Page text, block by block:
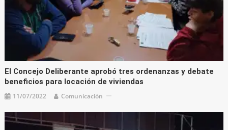
El Concejo Deliberante aprobó tres ordenanzas y debate
beneficios para locación de viviendas
11/07/2022 Comunicación